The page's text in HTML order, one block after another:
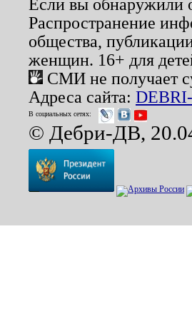
Если вы обнаружили
Распространение
общества,
женщин. 16+ для
СМИ не получает
Адреса сайта:
В социальных сетях:
© Дебри-ДВ,